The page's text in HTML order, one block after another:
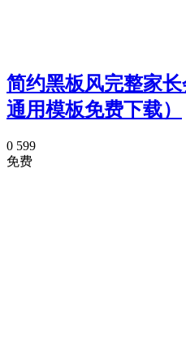
简约黑板风完整家
通用模板免费下载）
0 599
免费